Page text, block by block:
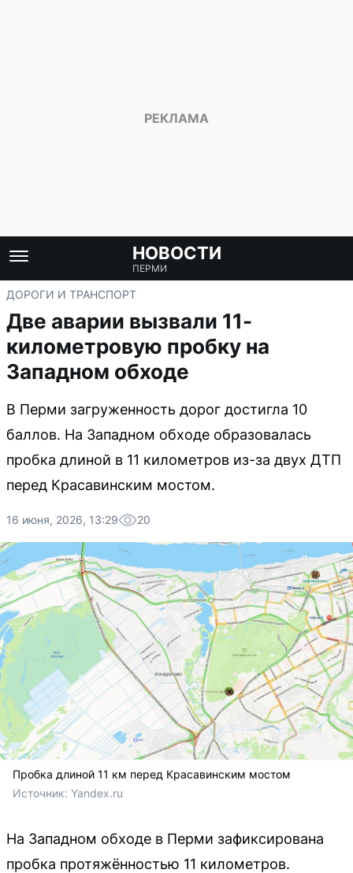
НОВОСТИ
ПЕРМИ
ДОРОГИ И ТРАНСПОРТ
Две аварии вызвали 11-
километровую пробку на
Западном обходе
В Перми загруженность дорог достигла 10
баллов. На Западном обходе образовалась
пробка длиной в 11 километров из-за двух ДТП
перед Красавинским мостом.
16 июня, 2026, 13:29 20
Пробка длиной 11 км перед Красавинским мостом
Источник: Yandex.ru
На Западном обходе в Перми зафиксирована
пробка протяжённостью 11 километров.